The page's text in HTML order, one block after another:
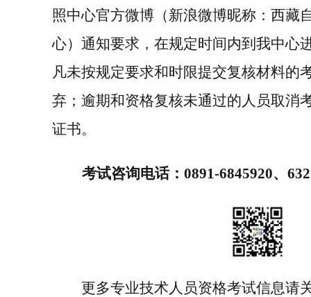
照中心官方微博（新浪微博昵称：西藏
心）通知要求，在规定时间内到我中心
凡未按规定要求和时限提交复核材料的
弃；逾期和资格复核未通过的人员取消
证书。
考试咨询电话：0891-6845920、
更多专业技术人员资格考试信息请